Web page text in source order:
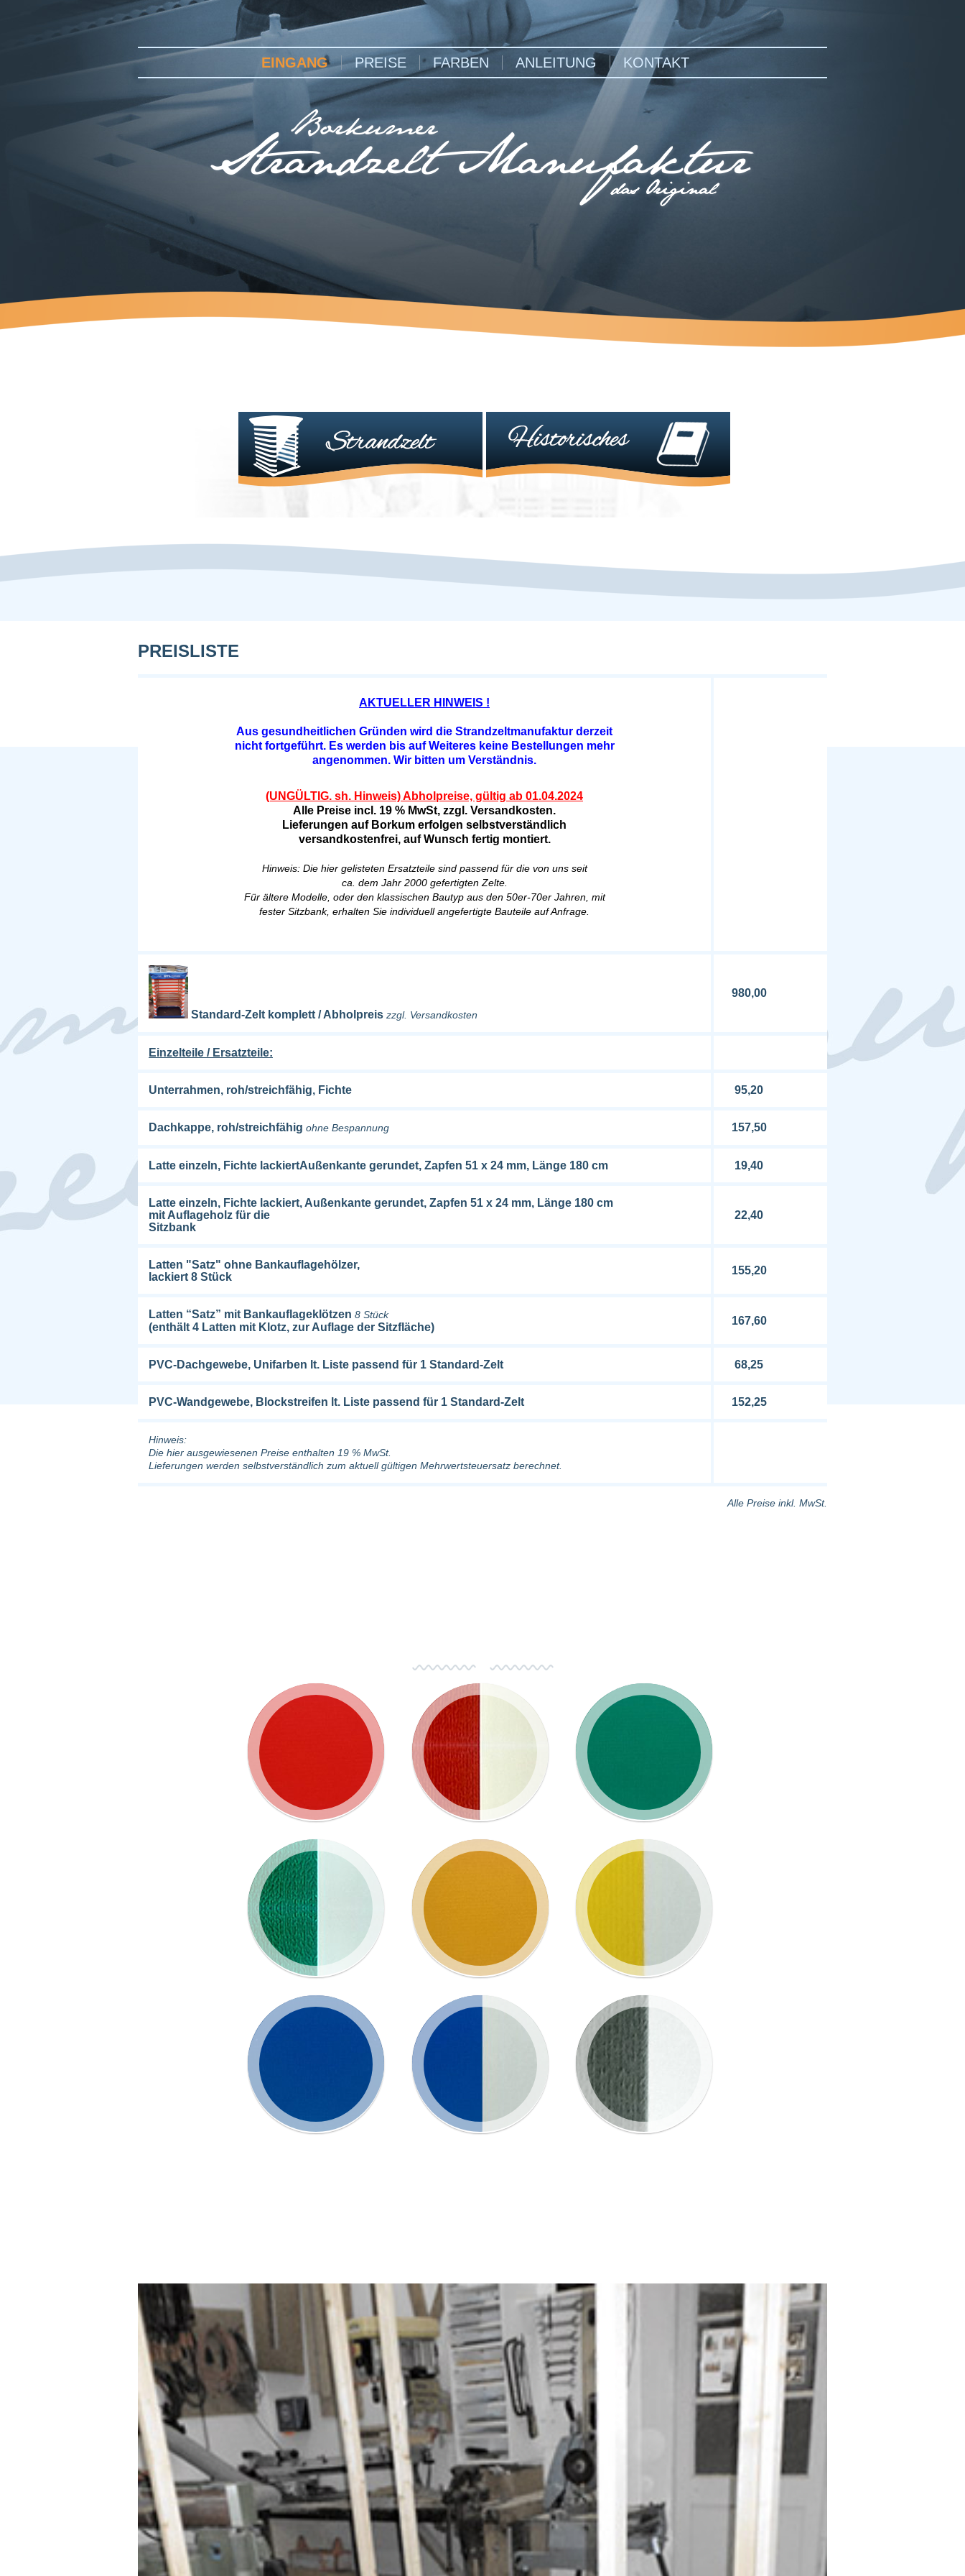
EINGANG PREISE FARBEN ANLEITUNG KONTAKT
PREISLISTE
AKTUELLER HINWEIS !
Aus gesundheitlichen Gründen wird die Strandzeltmanufaktur derzeit
nicht fortgeführt. Es werden bis auf Weiteres keine Bestellungen mehr
angenommen. Wir bitten um Verständnis.
(UNGÜLTIG. sh. Hinweis) Abholpreise, gültig ab 01.04.2024
Alle Preise incl. 19 % MwSt, zzgl. Versandkosten.
Lieferungen auf Borkum erfolgen selbstverständlich
versandkostenfrei, auf Wunsch fertig montiert.
Hinweis: Die hier gelisteten Ersatzteile sind passend für die von uns seit
ca. dem Jahr 2000 gefertigten Zelte.
Für ältere Modelle, oder den klassischen Bautyp aus den 50er-70er Jahren, mit
fester Sitzbank, erhalten Sie individuell angefertigte Bauteile auf Anfrage.
Standard-Zelt komplett / Abholpreis zzgl. Versandkosten
980,00
Einzelteile / Ersatzteile:
Unterrahmen, roh/streichfähig, Fichte 95,20
Dachkappe, roh/streichfähig ohne Bespannung 157,50
Latte einzeln, Fichte lackiertAußenkante gerundet, Zapfen 51 x 24 mm, Länge 180 cm 19,40
Latte einzeln, Fichte lackiert, Außenkante gerundet, Zapfen 51 x 24 mm, Länge 180 cm
mit Auflageholz für die
Sitzbank
22,40
Latten "Satz" ohne Bankauflagehölzer,
lackiert 8 Stück
155,20
Latten “Satz” mit Bankauflageklötzen 8 Stück
(enthält 4 Latten mit Klotz, zur Auflage der Sitzfläche)
167,60
PVC-Dachgewebe, Unifarben lt. Liste passend für 1 Standard-Zelt 68,25
PVC-Wandgewebe, Blockstreifen lt. Liste passend für 1 Standard-Zelt 152,25
Hinweis:
Die hier ausgewiesenen Preise enthalten 19 % MwSt.
Lieferungen werden selbstverständlich zum aktuell gültigen Mehrwertsteuersatz berechnet.
Alle Preise inkl. MwSt.